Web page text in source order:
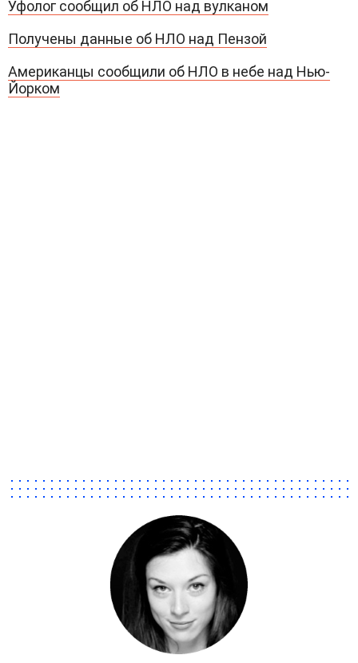
Уфолог сообщил об НЛО над вулканом
Получены данные об НЛО над Пензой
Американцы сообщили об НЛО в небе над Нью-
Йорком